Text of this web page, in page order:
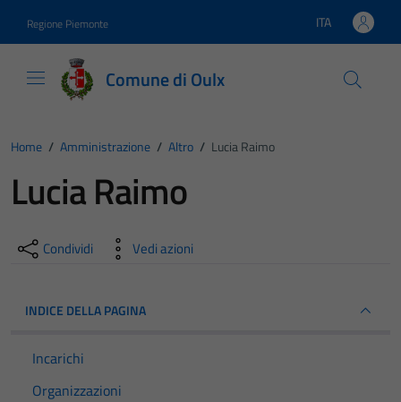
Regione Piemonte Lingua attiva:
ITA
Comune di Oulx
Home / Amministrazione / Altro / Lucia Raimo
Lucia Raimo
Condividi Vedi azioni
INDICE DELLA PAGINA
Incarichi
Organizzazioni